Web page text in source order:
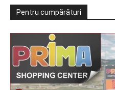
Pentru cumpărături